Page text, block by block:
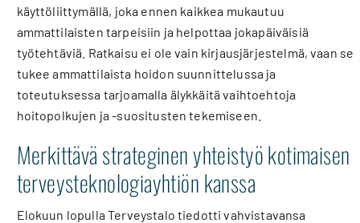
käyttöliittymällä, joka ennen kaikkea mukautuu
ammattilaisten tarpeisiin ja helpottaa jokapäiväisiä
työtehtäviä. Ratkaisu ei ole vain kirjausjärjestelmä, vaan se
tukee ammattilaista hoidon suunnittelussa ja
toteutuksessa tarjoamalla älykkäitä vaihtoehtoja
hoitopolkujen ja -suositusten tekemiseen.
Merkittävä strateginen yhteistyö kotimaisen
terveysteknologiayhtiön kanssa
Elokuun lopulla Terveystalo tiedotti vahvistavansa